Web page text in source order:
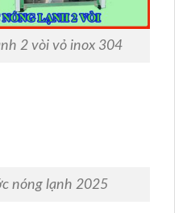
2 vòi vỏ inox 304
nóng lạnh 2025